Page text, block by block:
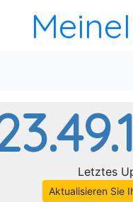
Letztes
Aktualisieren Sie